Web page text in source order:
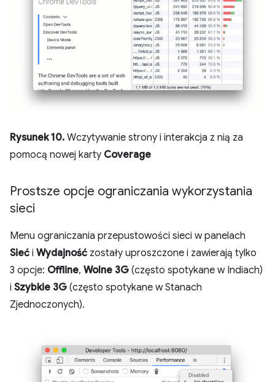
Rysunek 10. Wczytywanie strony i interakcja z nią za
pomocą nowej karty Coverage
Prostsze opcje ograniczania wykorzystania
sieci
Menu ograniczania przepustowości sieci w panelach
Sieć i Wydajność zostały uproszczone i zawierają tylko
3 opcje: Offline, Wolne 3G (często spotykane w Indiach)
i Szybkie 3G (często spotykane w Stanach
Zjednoczonych).